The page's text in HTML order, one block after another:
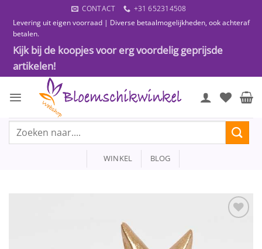
naar
inhoud
CONTACT
+31 652314508
Levering uit eigen voorraad | Diverse betaalmogelijkheden, ook achteraf
betalen.
Kijk bij de koopjes voor erg voordelig geprijsde
artikelen!
Zoeken
WINKEL BLOG